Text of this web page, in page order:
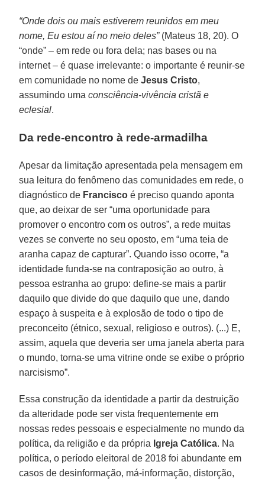
“Onde dois ou mais estiverem reunidos em meu
nome, Eu estou aí no meio deles”(Mateus 18, 20). O
“onde” – em rede ou fora dela; nas bases ou na
internet – é quase irrelevante: o importante é reunir-se
em comunidade no nome deJesus Cristo,
assumindo umaconsciência-vivência cristã e
eclesial.
Da rede-encontro à rede-armadilha
Apesar da limitação apresentada pela mensagem em
sua leitura do fenômeno das comunidades em rede, o
diagnóstico de Francisco é preciso quando aponta
que, ao deixar de ser “uma oportunidade para
promover o encontro com os outros”, a rede muitas
vezes se converte no seu oposto, em “uma teia de
aranha capaz de capturar”. Quando isso ocorre, “a
identidade funda-se na contraposição ao outro, à
pessoa estranha ao grupo: define-se mais a partir
daquilo que divide do que daquilo que une, dando
espaço à suspeita e à explosão de todo o tipo de
preconceito (étnico, sexual, religioso e outros). (...) E,
assim, aquela que deveria ser uma janela aberta para
o mundo, torna-se uma vitrine onde se exibe o próprio
narcisismo”.
Essa construção da identidade a partir da destruição
da alteridade pode ser vista frequentemente em
nossas redes pessoais e especialmente no mundo da
política, da religião e da própria Igreja Católica. Na
política, o período eleitoral de 2018 foi abundante em
casos de desinformação, má-informação, distorção,